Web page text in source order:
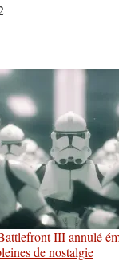
III annulé
de nostalgie